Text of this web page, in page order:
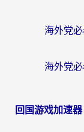
回国游戏加速器